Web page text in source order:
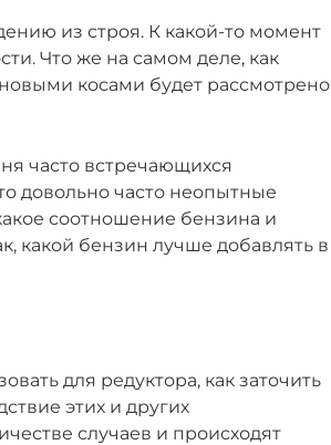
из строя. К какой-то момент
Что же на самом деле, как
косами будет рассмотрено
часто встречающихся
довольно часто неопытные
соотношение бензина и
какой бензин лучше добавлять в
для редуктора, как заточить
этих и других
случаев и происходят